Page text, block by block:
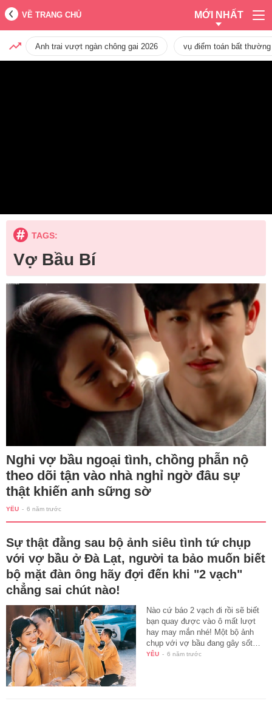
VỀ TRANG CHỦ MỚI NHẤT
Anh trai vượt ngàn chông gai 2026 vụ điểm toán bất
TAGS:
Vợ Bầu Bí
Nghi vợ bầu ngoại tình, chồng phẫn nộ
theo dõi tận vào nhà nghỉ ngờ đâu sự
thật khiến anh sững sờ
YÊU - 6 năm trước
Sự thật đằng sau bộ ảnh siêu tình tứ chụp
với vợ bầu ở Đà Lạt, người ta bảo muốn biết
bộ mặt đàn ông hãy đợi đến khi "2 vạch"
chẳng sai chút nào!
Nào cứ báo 2 vạch đi rồi sẽ biết
bạn quay được vào ô mất lượt
hay may mắn nhé! Một bộ ảnh
chụp với vợ bầu đang gây sốt…
YÊU - 6 năm trước